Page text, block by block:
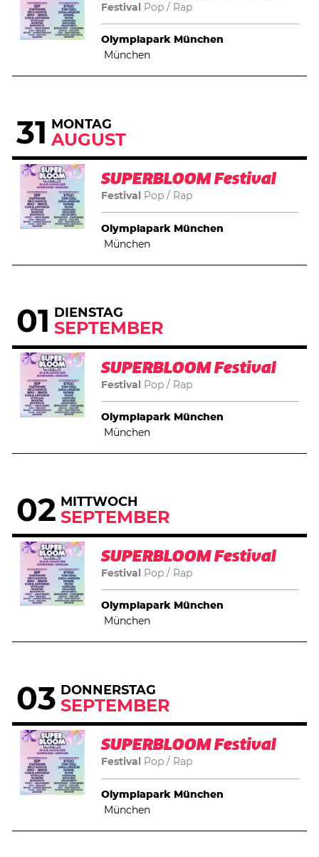
Festival Pop Rap
Olympiapark München
München
31 MONTAG
AUGUST
SUPERBLOOM Festival
Festival Pop Rap
Olympiapark München
München
01 DIENSTAG
SEPTEMBER
SUPERBLOOM Festival
Festival Pop Rap
Olympiapark München
München
02 MITTWOCH
SEPTEMBER
SUPERBLOOM Festival
Festival Pop Rap
Olympiapark München
München
03 DONNERSTAG
SEPTEMBER
SUPERBLOOM Festival
Festival Pop Rap
Olympiapark München
München